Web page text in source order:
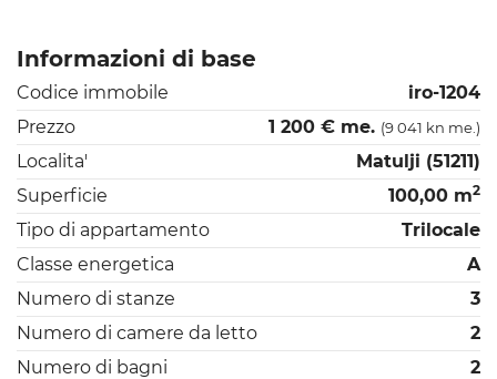
Informazioni di base
Codice immobile
iro-1204
Prezzo
1 200 € me. (9 041 kn me.)
Localita'
Matulji (51211)
Superficie
100,00 m2
Tipo di appartamento
Trilocale
Classe energetica
A
Numero di stanze
3
Numero di camere da letto
2
Numero di bagni
2